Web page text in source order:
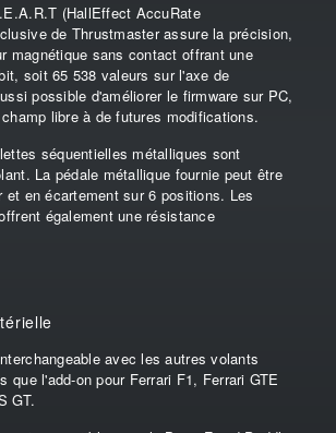
(HallEffect AccuRate
de Thrustmaster assure la précision,
magnétique sans contact offrant une
soit 65 538 valeurs sur l'axe de
possible d'améliorer le firmware sur PC,
libre à de futures modifications.
séquentielles métalliques sont
La pédale métallique fournie peut être
et en écartement sur 6 positions. Les
également une résistance
avec les autres volants
que l'add-on pour Ferrari F1, Ferrari GTE
GT.